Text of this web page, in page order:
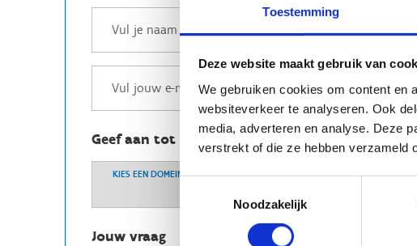
Toestemming
Deze website maakt gebruik van
We gebruiken cookies om content en
websiteverkeer te analyseren. Ook
media, adverteren en analyse. Deze
verstrekt of die ze hebben verzameld
Noodzakelijk
Geef aan tot welk domein jouw vraag behoort
KIES EEN DOMEIN
Jouw vraag